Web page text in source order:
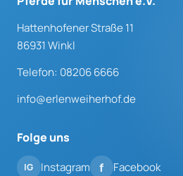
Hattenhofener Straße 11
86931 Winkl
Telefon: 08206 6666
info@erlenweiherhof.de
Folge uns
Instagram Facebook